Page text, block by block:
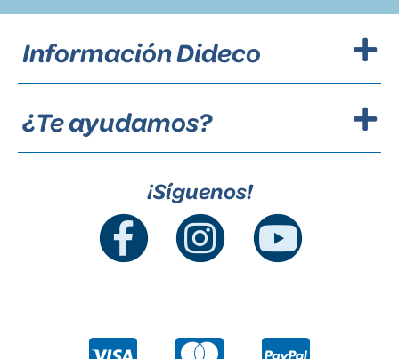
Información Dideco
¿Te ayudamos?
¡Síguenos!